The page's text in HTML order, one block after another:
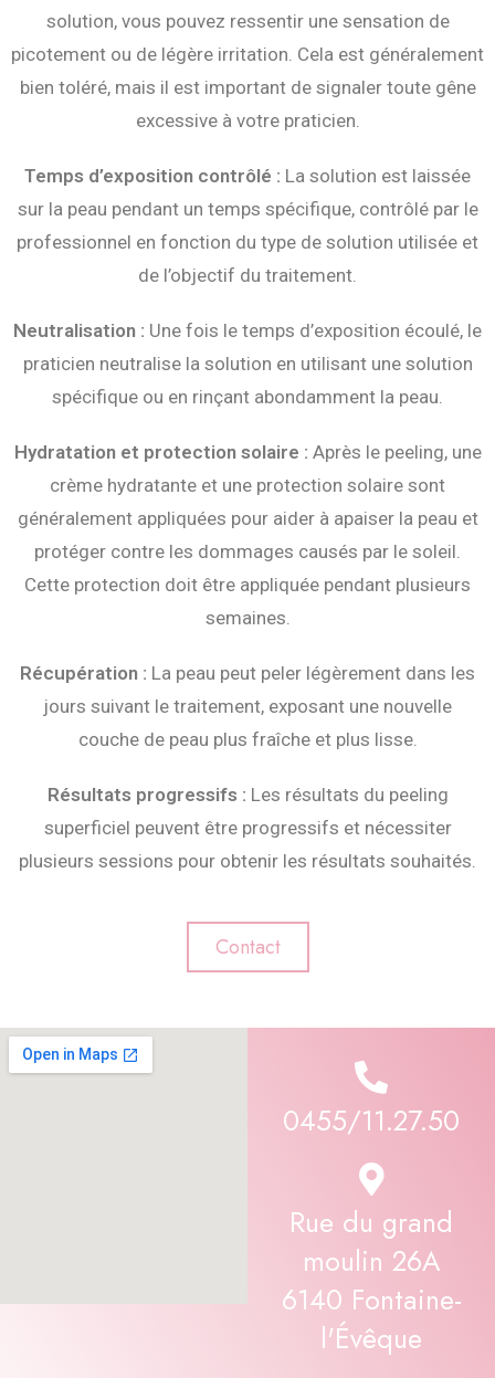
solution, vous pouvez ressentir une sensation de
picotement ou de légère irritation. Cela est généralement
bien toléré, mais il est important de signaler toute gêne
excessive à votre praticien.
Temps d’exposition contrôlé : La solution est laissée
sur la peau pendant un temps spécifique, contrôlé par le
professionnel en fonction du type de solution utilisée et
de l’objectif du traitement.
Neutralisation : Une fois le temps d’exposition écoulé, le
praticien neutralise la solution en utilisant une solution
spécifique ou en rinçant abondamment la peau.
Hydratation et protection solaire : Après le peeling, une
crème hydratante et une protection solaire sont
généralement appliquées pour aider à apaiser la peau et
protéger contre les dommages causés par le soleil.
Cette protection doit être appliquée pendant plusieurs
semaines.
Récupération : La peau peut peler légèrement dans les
jours suivant le traitement, exposant une nouvelle
couche de peau plus fraîche et plus lisse.
Résultats progressifs : Les résultats du peeling
superficiel peuvent être progressifs et nécessiter
plusieurs sessions pour obtenir les résultats souhaités.
Contact
0455/11.27.50
Rue du grand
moulin 26A
6140 Fontaine-
l'Évêque